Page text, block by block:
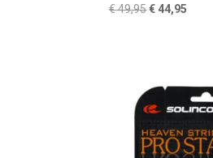
€49,95€ 44,95